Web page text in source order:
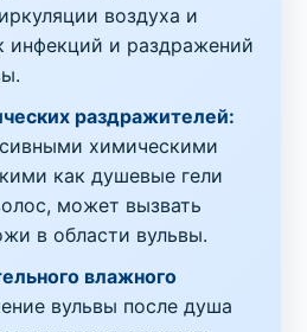
воздуха и
инфекций и раздражений
раздражителей:
химическими
как душевые гели
может вызвать
в области вульвы.
влажного
вульвы после душа